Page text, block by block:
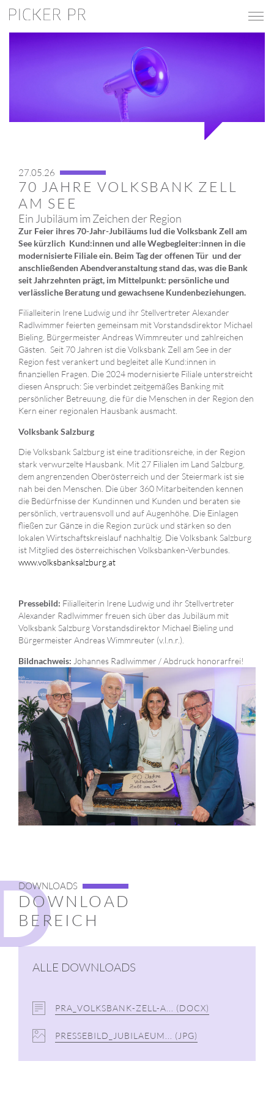
27.05.26
70 JAHRE VOLKSBANK ZELL
AM SEE
Ein Jubiläum im Zeichen der Region
Zur Feier ihres 70-Jahr-Jubiläums lud die Volksbank Zell am
See kürzlich Kund:innen und alle Wegbegleiter:innen in die
modernisierte Filiale ein. Beim Tag der offenen Tür und der
anschließenden Abendveranstaltung stand das, was die Bank
seit Jahrzehnten prägt, im Mittelpunkt: persönliche und
verlässliche Beratung und gewachsene Kundenbeziehungen.
Filialleiterin Irene Ludwig und ihr Stellvertreter Alexander
Radlwimmer feierten gemeinsam mit Vorstandsdirektor Michael
Bieling, Bürgermeister Andreas Wimmreuter und zahlreichen
Gästen. Seit 70 Jahren ist die Volksbank Zell am See in der
Region fest verankert und begleitet alle Kund:innen in
finanziellen Fragen. Die 2024 modernisierte Filiale unterstreicht
diesen Anspruch: Sie verbindet zeitgemäßes Banking mit
persönlicher Betreuung, die für die Menschen in der Region den
Kern einer regionalen Hausbank ausmacht.
Volksbank Salzburg
Die Volksbank Salzburg ist eine traditionsreiche, in der Region
stark verwurzelte Hausbank. Mit 27 Filialen im Land Salzburg,
dem angrenzenden Oberösterreich und der Steiermark ist sie
nah bei den Menschen. Die über 360 Mitarbeitenden kennen
die Bedürfnisse der Kundinnen und Kunden und beraten sie
persönlich, vertrauensvoll und auf Augenhöhe. Die Einlagen
fließen zur Gänze in die Region zurück und stärken so den
lokalen Wirtschaftskreislauf nachhaltig. Die Volksbank Salzburg
ist Mitglied des österreichischen Volksbanken-Verbundes.
www.volksbanksalzburg.at
Pressebild: Filialleiterin Irene Ludwig und ihr Stellvertreter
Alexander Radlwimmer freuen sich über das Jubiläum mit
Volksbank Salzburg Vorstandsdirektor Michael Bieling und
Bürgermeister Andreas Wimmreuter (v.l.n.r.).
Bildnachweis: Johannes Radlwimmer / Abdruck honorarfrei!
DOWNLOADS
DOWNLOAD
BEREICH
ALLE DOWNLOADS
PRA_VOLKSBANK-ZELL-A... (DOCX)
PRESSEBILD_JUBILAEUM... (JPG)